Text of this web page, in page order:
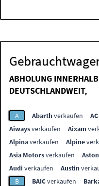
ABHOLUNG
DEUTSCHLANDWEIT,
A Abarthverkaufen AC
Aiwaysverkaufen Aixam
Alpinaverkaufen Alpine
Asia Motorsverkaufen
Audi verkaufen Austin
B
BAICverkaufen